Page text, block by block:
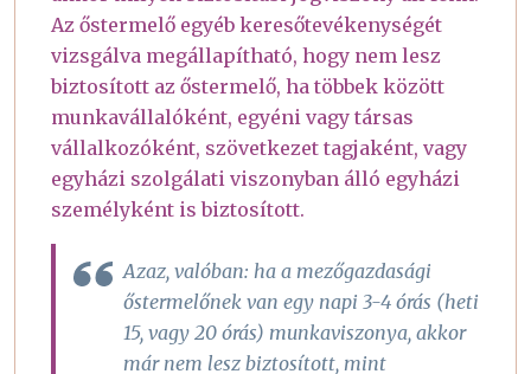
Az őstermelő egyéb keresőtevékenységét
vizsgálva megállapítható, hogy nem lesz
biztosított az őstermelő, ha többek között
munkavállalóként, egyéni vagy társas
vállalkozóként, szövetkezet tagjaként, vagy
egyházi szolgálati viszonyban álló egyházi
személyként is biztosított.
Azaz, valóban: ha a mezőgazdasági
őstermelőnek van egy napi 3-4 órás (heti
15, vagy 20 órás) munkaviszonya, akkor
már nem lesz biztosított, mint